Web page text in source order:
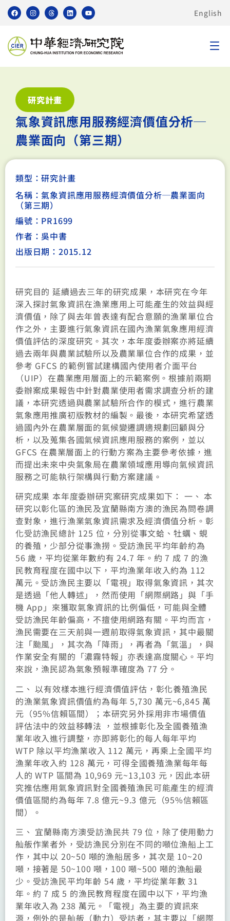
English
研究計畫
氣象資訊應用服務經濟價值分析─
農業面向（第三期）
類型：研究計畫
名稱：氣象資訊應用服務經濟價值分析─農業面向
（第三期）
編號：PR1699
作者：吳中書
出版日期：2015.12
研究目的 延續過去三年的研究成果，本研究在今年
深入探討氣象資訊在漁業應用上可能產生的效益與經
濟價值，除了與去年曾表達有配合意願的漁業單位合
作之外，主要進行氣象資訊在國內漁業氣象應用經濟
價值評估的深度研究。其次，本年度委辦案亦將延續
過去兩年與農業試驗所以及農業單位合作的成果，並
參考 GFCS 的範例嘗試建構國內使用者介面平台
（UIP）在農業應用層面上的示範案例。根據前兩期
委辦案成果報告中針對農業使用者需求調查分析的建
議，本研究透過與農業試驗所合作的模式，進行農業
氣象應用推廣初版教材的編製。最後，本研究希望透
過國內外在農業層面的氣候變遷調適規劃回顧與分
析，以及蒐集各國氣候資訊應用服務的案例，並以
GFCS 在農業層面上的行動方案為主要參考依據，進
而提出未來中央氣象局在農業領域應用導向氣候資訊
服務之可能執行架構與行動方案建議。
研究成果 本年度委辦研究案研究成果如下： 一、 本
研究以彰化區的漁民及宜蘭縣南方澳的漁民為問卷調
查對象，進行漁業氣象資訊需求及經濟價值分析。彰
化受訪漁民總計 125 位，分別從事文蛤、牡蠣、蜆
的養殖，少部分從事漁撈。受訪漁民平均年齡約為
56 歲，平均從業年數約有 24.7 年。約 7 成 7 的漁
民教育程度在國中以下，平均漁業年收入約為 112
萬元。受訪漁民主要以「電視」取得氣象資訊，其次
是透過「他人轉述」，然而使用「網際網路」與「手
機 App」來獲取氣象資訊的比例偏低，可能與全體
受訪漁民年齡偏高，不擅使用網路有關。平均而言，
漁民需要在三天前與一週前取得氣象資訊，其中最關
注「颱風」，其次為「降雨」，再者為「氣溫」，與
作業安全有關的「濃霧特報」亦表達高度關心。平均
來說，漁民認為氣象預報準確度為 77 分。
二、 以有效樣本進行經濟價值評估，彰化養殖漁民
的漁業氣象資訊價值約為每年 5,730 萬元~6,845 萬
元（95%信賴區間）；本研究另外採用非市場價值
評估法中的效益移轉法 ，並根據彰化及全國養殖漁
業年收入進行調整，亦即將彰化的每人每年平均
WTP 除以平均漁業收入 112 萬元，再乘上全國平均
漁業年收入約 128 萬元，可得全國養殖漁業每年每
人的 WTP 區間為 10,969 元~13,103 元，因此本研
究推估應用氣象資訊對全國養殖漁民可能產生的經濟
價值區間約為每年 7.8 億元~9.3 億元（95%信賴區
間）。
三、 宜蘭縣南方澳受訪漁民共 79 位，除了使用動力
舢舨作業者外，受訪漁民分別在不同的噸位漁船上工
作，其中以 20~50 噸的漁船居多，其次是 10~20
噸，接著是 50~100 噸，100 噸~500 噸的漁船最
少。受訪漁民平均年齡 54 歲，平均從業年數 31
年。約 7 成 5 的漁民教育程度在國中以下，平均漁
業年收入為 238 萬元。「電視」為主要的資訊來
源，例外的是舢舨（動力）受訪者，其主要以「網際